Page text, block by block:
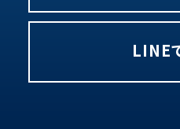
LINE